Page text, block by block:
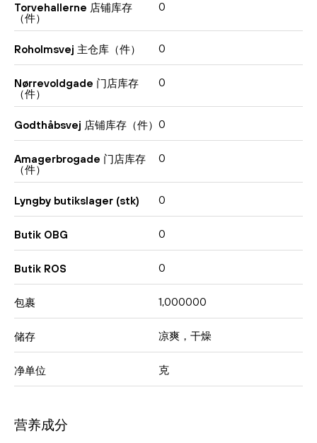
Torvehallerne 店铺库存
（件）
0
Roholmsvej 主仓库（件） 0
Nørrevoldgade 门店库存
（件）
0
Godthåbsvej 店铺库存（件） 0
Amagerbrogade 门店库存
（件）
0
Lyngby butikslager (stk) 0
Butik OBG 0
Butik ROS 0
包裹 1,000000
储存 凉爽，干燥
净单位 克
营养成分